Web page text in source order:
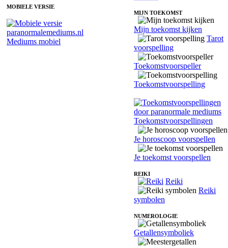
MOBIELE VERSIE
Mediums mobiel
MIJN TOEKOMST
Mijn toekomst kijken
Tarot
voorspelling
Toekomstvoorspeller
Toekomstvoorspelling
Toekomstvoorspellingen
Je horoscoop voorspellen
Je toekomst voorspellen
REIKI
Reiki
Reiki
symbolen
NUMEROLOGIE
Getallensymboliek